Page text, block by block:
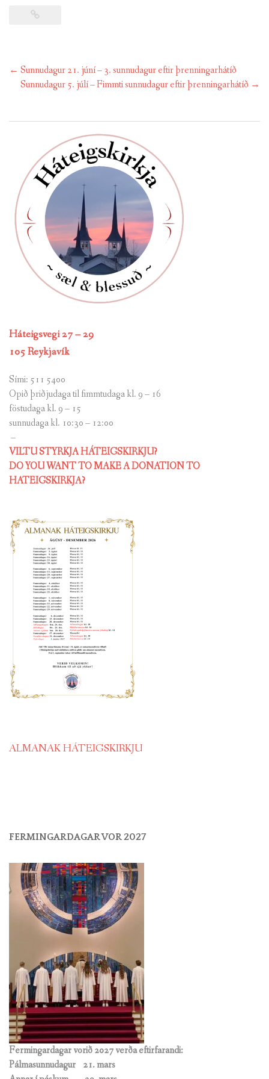
Post
navigation
← Sunnudagur 21. júní – 3. sunnudagur eftir þrenningarhátíð
Sunnudagur 5. júlí – Fimmti sunnudagur eftir þrenningarhátíð →
Háteigsvegi 27 – 29
105 Reykjavík
Sími: 511 5400
Opið þriðjudaga til fimmtudaga kl. 9 – 16
föstudaga kl. 9 – 15
sunnudaga kl. 10:30 – 12:00
–
VILTU STYRKJA HÁTEIGSKIRKJU?
DO YOU WANT TO MAKE A DONATION TO
HATEIGSKIRKJA?
ALMANAK HÁTEIGSKIRKJU
FERMINGARDAGAR VOR 2027
Fermingardagar vorið 2027 verða eftirfarandi:
Pálmasunnudagur 21. mars